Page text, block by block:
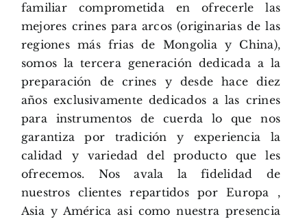
familiar comprometida en ofrecerle las
mejores crines para arcos (originarias de las
regiones más frias de Mongolia y China),
somos la tercera generación dedicada a la
preparación de crines y desde hace diez
años exclusivamente dedicados a las crines
para instrumentos de cuerda lo que nos
garantiza por tradición y experiencia la
calidad y variedad del producto que les
ofrecemos. Nos avala la fidelidad de
nuestros clientes repartidos por Europa ,
Asia y América asi como nuestra presencia